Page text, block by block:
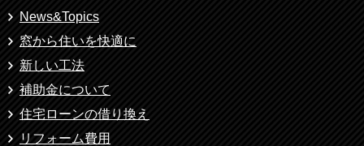
News&Topics
窓から住いを快適に
新しい工法
補助金について
住宅ローンの借り換え
リフォーム費用